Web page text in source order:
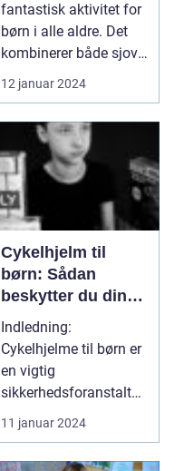
fantastisk aktivitet for
børn i alle aldre. Det
kombinerer både sjov,
motion og u...
12 januar 2024
Cykelhjelm til
børn: Sådan
beskytter du din
lille rytter
Indledning:
Cykelhjelme til børn er
en vigtig
sikkerhedsforanstaltni
ng, der kan beskytte
dine børn ...
11 januar 2024